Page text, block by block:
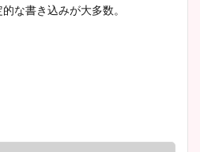
な書き込みが大多数。